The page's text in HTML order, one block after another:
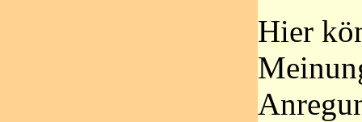
Hier